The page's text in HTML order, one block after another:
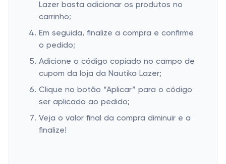
Lazer basta adicionar os produtos no
carrinho;
Em seguida, finalize a compra e confirme
o pedido;
Adicione o código copiado no campo de
cupom da loja da Nautika Lazer;
Clique no botão “Aplicar” para o código
ser aplicado ao pedido;
Veja o valor final da compra diminuir e a
finalize!